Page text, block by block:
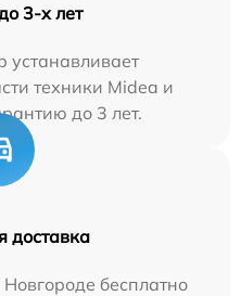
3-х лет
устанавливает
техники Midea и
до 3 лет.
доставка
бесплатно